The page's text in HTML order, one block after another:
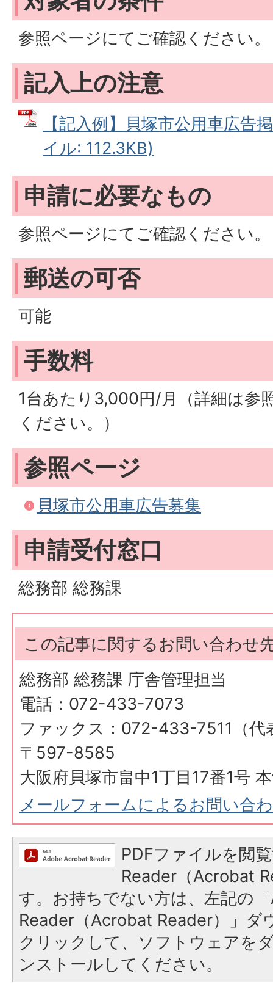
参照ページにてご確認ください。
記入上の注意
【記入例】貝塚市公用車広告
イル: 112.3KB)
申請に必要なもの
参照ページにてご確認ください。
郵送の可否
可能
手数料
1台あたり3,000円/月（詳細は参
ください。）
参照ページ
貝塚市公用車広告募集
申請受付窓口
総務部 総務課
この記事に関するお問い合わせ
総務部 総務課 庁舎管理担当
電話：072-433-7073
ファックス：072-433-7511（代
〒597-8585
大阪府貝塚市畠中1丁目17番1号
メールフォームによるお問い合
PDFファイルを閲
Reader（Acrobat
す。お持ちでない方は、左記の
Reader（Acrobat Reader）」ダ
クリックして、ソフトウェアを
ンストールしてください。